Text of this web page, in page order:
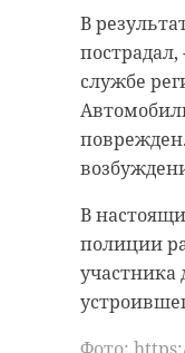
В
службе
В
полиции
участника
Рабочие
оконных
в
района.
В
приступит
квартир
основа
В
диалог
"Славяно-
собрал
После